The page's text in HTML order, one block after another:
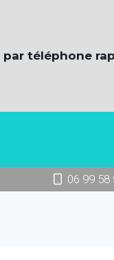
par téléphone
06 99 58